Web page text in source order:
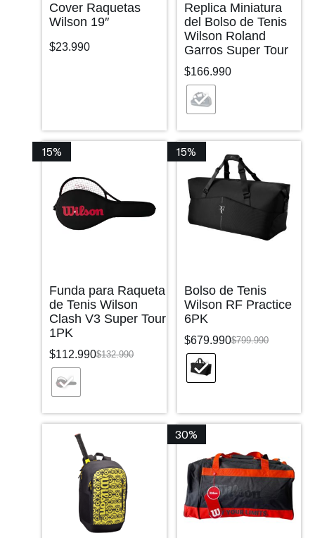
Cover Raquetas
Wilson 19″
$23.990
Replica Miniatura
del Bolso de Tenis
Wilson Roland
Garros Super Tour
$166.990
15%
Funda para Raqueta
de Tenis Wilson
Clash V3 Super Tour
1PK
$132.990
$112.990
15%
Bolso de Tenis
Wilson RF Practice
6PK
$799.990
$679.990
30%